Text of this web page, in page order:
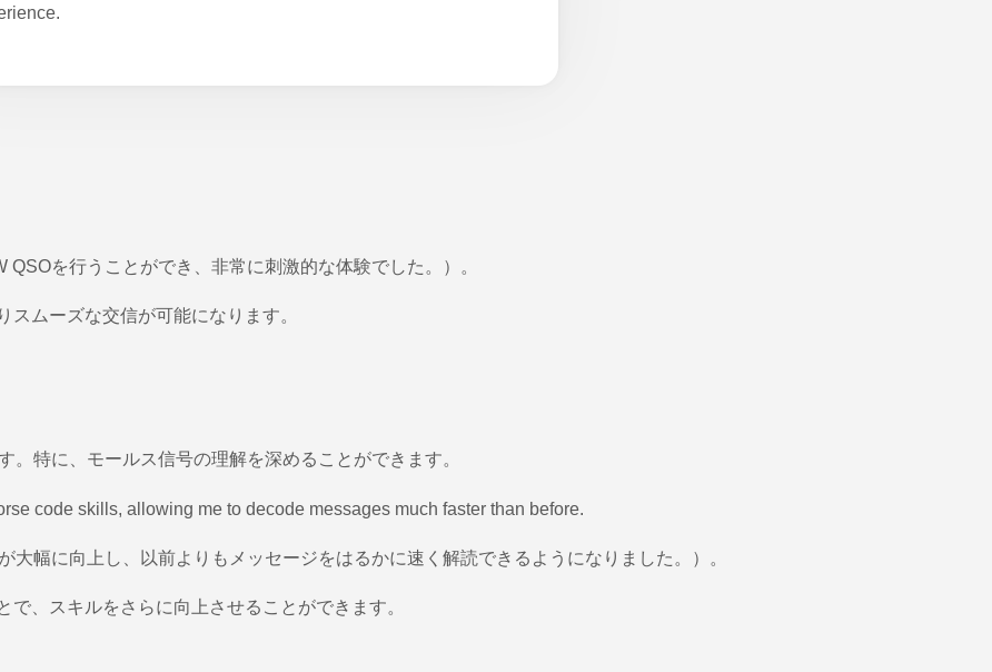
を行うことができ、非常に刺激的な体験でした。）。
ムーズな交信が可能になります。
特に、モールス信号の理解を深めることができます。
code skills, allowing me to decode messages much faster than before.
大幅に向上し、以前よりもメッセージをはるかに速く解読できるようになりました。）。
、スキルをさらに向上させることができます。